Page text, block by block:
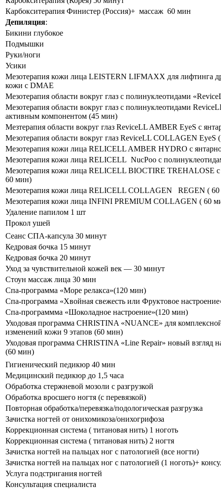
Карбокситерапия Финистер (Россия)+ массаж 60 мин
Депиляция:
Бикини глубокое
Подмышки
Руки/ноги
Усики
Мезотерапия кожи лица LEISTERN LIFMAXX для лифтинга
кожи с DMAE
Мезотерапия области вокруг глаз с полинуклеотидами
Мезотерапия области вокруг глаз с полинуклеотидами
активным компонентом (45 мин)
Мезтерапия области вокруг глаз ReviceLL AMBER EyeS с
Мезотерапия области вокруг глаз ReviceLL COLLAGEN EyeS
Мезотерапия кожи лица RELICELL AMBER HYDRO с
Мезотерапия кожи лица RELICELL NucPoo с
Мезотерапия кожи лица RELICELL BIOCTIRE TREHALOSE
60 мин)
Мезотерапия кожи лица RELICELL COLLAGEN REGEN (
Мезотерапия кожи лица INFINI PREMIUM COLLAGEN ( 60
Удаление папилом 1 шт
Прокол ушей
Сеанс СПА-капсула 30 минут
Кедровая бочка 15 минут
Кедровая бочка 20 минут
Уход за чувствительной кожей век — 30 минут
Стоун массаж лица 30 мин
Спа-программа «Море релакса»(120 мин)
Спа-программа «Хвойная свежесть или Фруктовое
Спа-программма «Шоколадное настроение»(120 мин)
Уходовая программа CHRISTINA «NUANCE» для
изменений кожи 9 этапов (60 мин)
Уходовая программа CHRISTINA «Line Repair» новый взгляд
(60 мин)
Гигиенический педикюр 40 мин
Медицинский педикюр до 1,5 часа
Обработка стержневой мозоли с разгрузкой
Обработка вросшего ногтя (с перевязкой)
Повторная обработка/перевязка/подологическая разгрузка
Зачистка ногтей от онихомикоза/онихогрифоза
Коррекционная система ( титановая нить) 1 ноготь
Коррекционная система ( титановая нить) 2 ногтя
Зачистка ногтей на пальцах ног с патологией (все ногти)
Зачистка ногтей на пальцах ног с патологией (1 ноготь)+
Услуга подстригания ногтей
Консультация специалиста